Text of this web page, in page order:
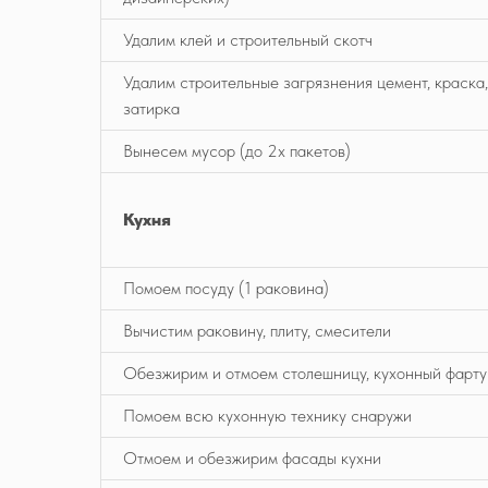
Удалим клей и строительный скотч
Удалим строительные загрязнения цемент, краска,
затирка
Вынесем мусор (до 2х пакетов)
Кухня
Помоем посуду (1 раковина)
Вычистим раковину, плиту, смесители
Обезжирим и отмоем столешницу, кухонный
Помоем всю кухонную технику снаружи
Отмоем и обезжирим фасады кухни